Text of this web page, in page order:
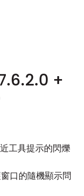
+
工具提示的閃爍
口的隨機顯示問